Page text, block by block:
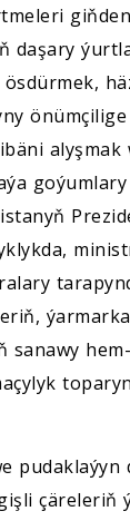
daşary
alyşmak
sanawy
pudaklaýyn
çäreleriň